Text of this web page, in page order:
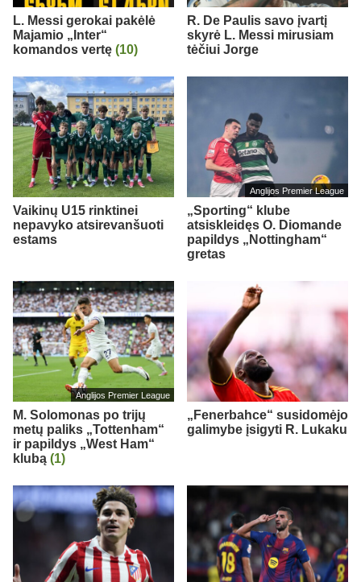
L. Messi gerokai pakėlė
Majamio „Inter“
komandos vertę (10)
R. De Paulis savo įvartį
skyrė L. Messi mirusiam
tėčiui Jorge
Vaikinų U15 rinktinei
nepavyko atsirevanšuoti
estams
Anglijos Premier League
„Sporting“ klube
atsiskleidęs O. Diomande
papildys „Nottingham“
gretas
Anglijos Premier League
M. Solomonas po trijų
metų paliks „Tottenham“
ir papildys „West Ham“
klubą (1)
„Fenerbahce“ susidomėjo
galimybe įsigyti R. Lukaku